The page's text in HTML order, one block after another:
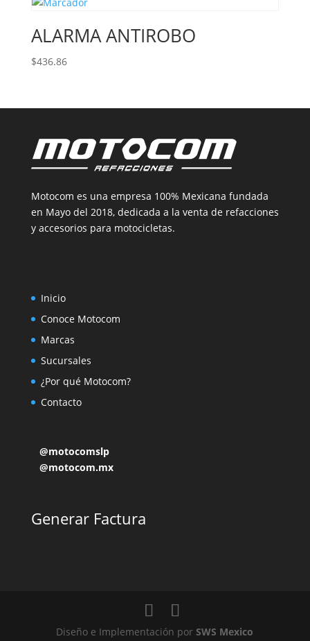
ALARMA ANTIROBO
$436.86
Motocom es una empresa 100% Mexicana fundada
en Mayo del 2018, dedicada a la venta de refacciones
y accesorios para motocicletas.
Inicio
Conoce Motocom
Marcas
Sucursales
¿Por qué Motocom?
Contacto
@motocomslp
@motocom.mx
Generar Factura
Diseño e Implementación porSWS Mexico